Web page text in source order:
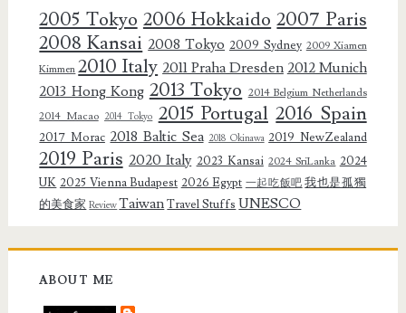
2005 Tokyo 2006 Hokkaido 2007 Paris
2008 Kansai 2008 Tokyo 2009 Sydney 2009 Xiamen
Kimmen 2010 Italy 2011 Praha Dresden 2012 Munich
2013 Hong Kong 2013 Tokyo 2014 Belgium Netherlands
2014 Macao 2014 Tokyo 2015 Portugal 2016 Spain
2017 Morac 2018 Baltic Sea 2018 Okinawa 2019 NewZealand
2019 Paris 2020 Italy 2023 Kansai 2024 SriLanka 2024
UK 2025 Vienna Budapest 2026 Egypt 一起吃飯吧 我也是孤獨
的美食家 ReviewTaiwan Travel Stuffs UNESCO
ABOUT ME